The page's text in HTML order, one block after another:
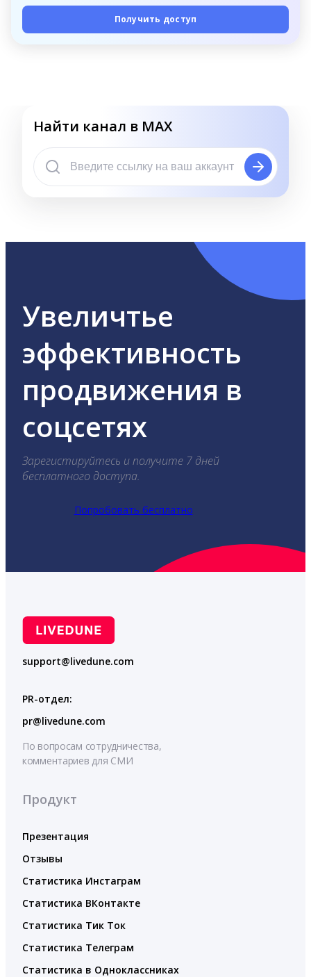
Получить доступ
Найти канал в MAX
Увеличтье
эффективность
продвижения в
соцсетях
Зарегистируйтесь и получите 7 дней
бесплатного доступа.
Попробовать бесплатно
support@livedune.com
PR-отдел:
pr@livedune.com
По вопросам сотрудничества,
комментариев для СМИ
Продукт
Презентация
Отзывы
Статистика Инстаграм
Статистика ВКонтакте
Статистика Тик Ток
Статистика Телеграм
Статистика в Одноклассниках